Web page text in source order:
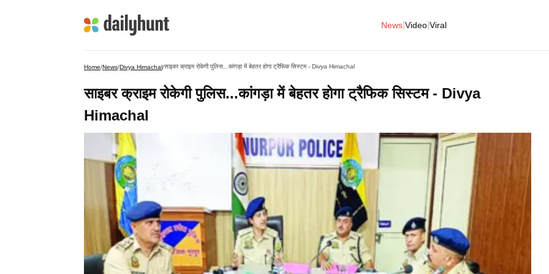
News Video Viral
Home/News/Divya Himachal/साइबर क्राइम रोकेगी पुलिस...कांगड़ा में बेहतर होगा ट्रैफिक सिस्टम - Divya Himachal
साइबर क्राइम रोकेगी पुलिस...कांगड़ा में बेहतर होगा ट्रैफिक सिस्टम - Divya
Himachal